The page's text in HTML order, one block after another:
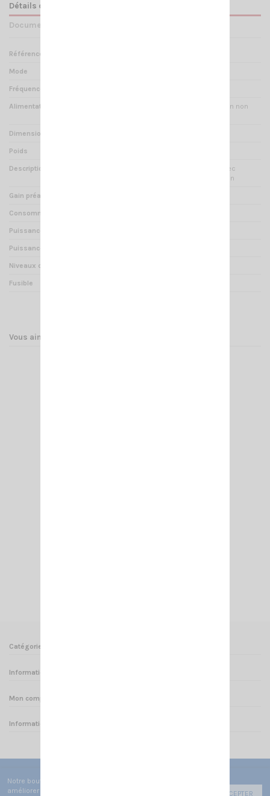
Détails du produit
Documents joints
Référence
Mode
Fréquences
Alimentation
13.8 Vcc (câble d'alimentation non
Dimensions
Poids
Description
Amplificateur d'émission avec
préamplificateur de réception
Gain préampli
Consommation
Puissance d'entrée
Puissance de sortie
Niveaux de puissance
Fusible
Vous aimerez aussi
Catégories
Informations
Mon compte
Informations sur votre boutique
Notre boutique utilise des cookies de fonctionnement pour
améliorer votre expérience utilisateur afin de vous faire
ACCEPTER